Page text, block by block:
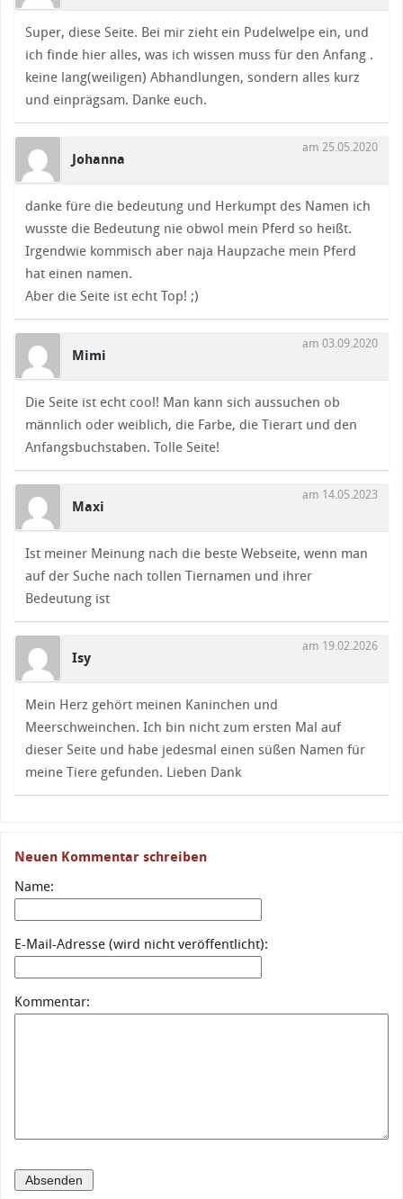
Super, diese Seite. Bei mir zieht ein Pudelwelpe ein, und
ich finde hier alles, was ich wissen muss für den Anfang .
keine lang(weiligen) Abhandlungen, sondern alles kurz
und einprägsam. Danke euch.
Johanna
am 25.05.2020
danke füre die bedeutung und Herkumpt des Namen ich
wusste die Bedeutung nie obwol mein Pferd so heißt.
Irgendwie kommisch aber naja Haupzache mein Pferd
hat einen namen.
Aber die Seite ist echt Top! ;)
Mimi
am 03.09.2020
Die Seite ist echt cool! Man kann sich aussuchen ob
männlich oder weiblich, die Farbe, die Tierart und den
Anfangsbuchstaben. Tolle Seite!
Maxi
am 14.05.2023
Ist meiner Meinung nach die beste Webseite, wenn man
auf der Suche nach tollen Tiernamen und ihrer
Bedeutung ist
Isy
am 19.02.2026
Mein Herz gehört meinen Kaninchen und
Meerschweinchen. Ich bin nicht zum ersten Mal auf
dieser Seite und habe jedesmal einen süßen Namen für
meine Tiere gefunden. Lieben Dank
Neuen Kommentar schreiben
Name:
E-Mail-Adresse (wird nicht veröffentlicht):
Kommentar: